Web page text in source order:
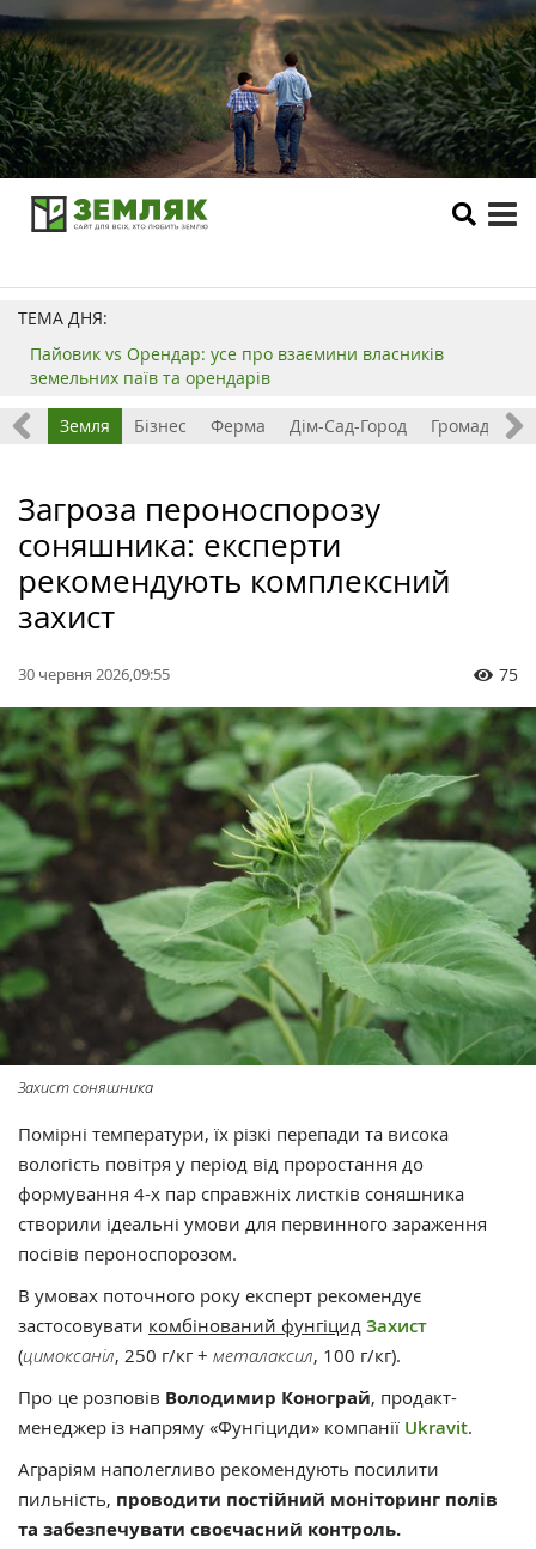
ТЕМА ДНЯ:
Пайовик vs Орендар: усе про взаємини власників
земельних паїв та орендарів
Все Земля Бізнес Ферма Дім-Сад-Город Громада
Загроза пероноспорозу
соняшника: експерти
рекомендують комплексний
захист
30 червня 2026,09:55 75
Захист соняшника
Помірні температури, їх різкі перепади та висока
вологість повітря у період від проростання до
формування 4-х пар справжніх листків соняшника
створили ідеальні умови для первинного зараження
посівів пероноспорозом.
В умовах поточного року експерт рекомендує
застосовувати комбінований фунгіцид Захист
(цимоксаніл, 250 г/кг + металаксил, 100 г/кг).
Про це розповів Володимир Конограй, продакт-
менеджер із напряму «Фунгіциди» компанії Ukravit.
Аграріям наполегливо рекомендують посилити
пильність, проводити постійний моніторинг полів
та забезпечувати своєчасний контроль.